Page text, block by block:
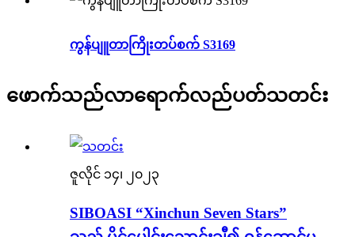
ကွန်ပျူတာကြိုးတပ်စက် S3169
ဖောက်သည်လာရောက်လည်ပတ်သတင်း
ဇူလိုင် ၁၄၊ ၂၀၂၃
SIBOASI “Xinchun Seven Stars”